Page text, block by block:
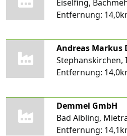
Eiselfing,
Entfernung:
Andreas Markus
Stephanskirchen,
Entfernung:
Demmel GmbH
Bad Aibling,
Entfernung: